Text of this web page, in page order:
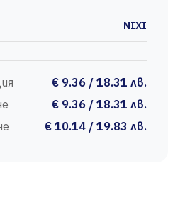
NIXI
€ 9.36 / 18.31 лв.
€ 9.36 / 18.31 лв.
€ 10.14 / 19.83 лв.